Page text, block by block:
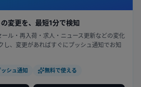
変更を、最短1分で検知
ル・再入荷・求人・ニュース更新などの変化
し、変更があればすぐにプッシュ通知でお知
ッシュ通知 無料で使える